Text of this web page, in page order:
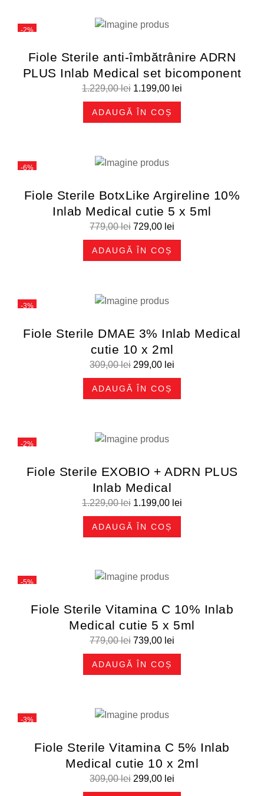
-2%
Fiole Sterile anti-îmbătrânire ADRN
PLUS Inlab Medical set bicomponent
1.229,00lei 1.199,00 lei
ADAUGĂ ÎN COȘ
-6%
Fiole Sterile BotxLike Argireline 10%
Inlab Medical cutie 5 x 5ml
779,00lei 729,00 lei
ADAUGĂ ÎN COȘ
-3%
Fiole Sterile DMAE 3% Inlab Medical
cutie 10 x 2ml
309,00lei 299,00 lei
ADAUGĂ ÎN COȘ
-2%
Fiole Sterile EXOBIO + ADRN PLUS
Inlab Medical
1.229,00lei 1.199,00 lei
ADAUGĂ ÎN COȘ
-5%
Fiole Sterile Vitamina C 10% Inlab
Medical cutie 5 x 5ml
779,00lei 739,00 lei
ADAUGĂ ÎN COȘ
-3%
Fiole Sterile Vitamina C 5% Inlab
Medical cutie 10 x 2ml
309,00lei 299,00 lei